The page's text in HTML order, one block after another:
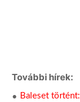
További hírek:
Baleset